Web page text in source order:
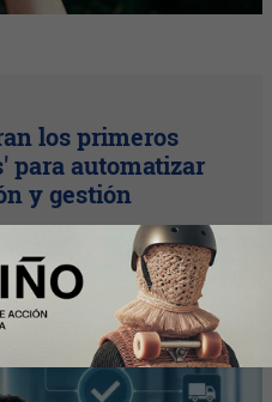
los primeros
para automatizar
y gestión